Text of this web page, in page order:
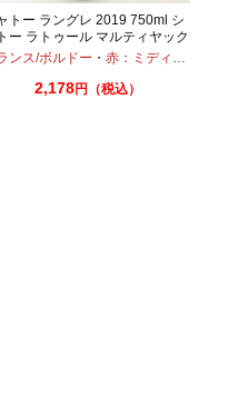
・メルロー
トー ラングレ 2019 750ml シ
ー ラトゥール マルティヤック
ンス/ボルドー ・ 赤：ミディアムボディ
2,178円（税込）